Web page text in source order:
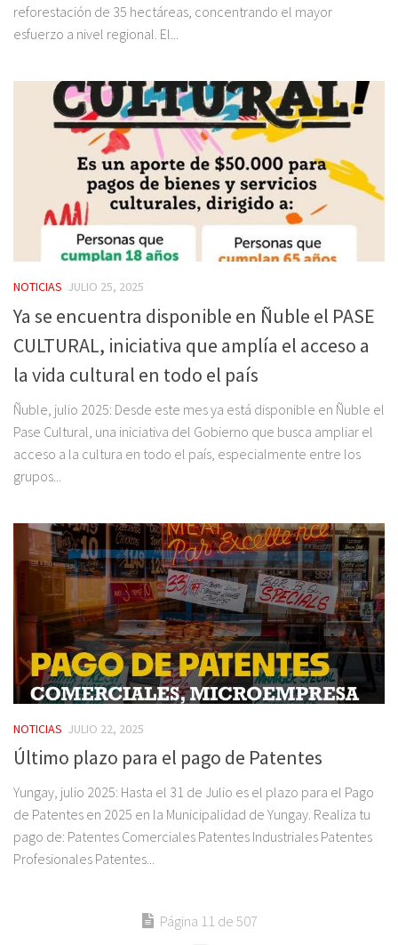
reforestación de 35 hectáreas, concentrando el mayor
esfuerzo a nivel regional. El...
NOTICIAS JULIO 25, 2025
Ya se encuentra disponible en Ñuble el PASE
CULTURAL, iniciativa que amplía el acceso a
la vida cultural en todo el país
Ñuble, julio 2025: Desde este mes ya está disponible en Ñuble el
Pase Cultural, una iniciativa del Gobierno que busca ampliar el
acceso a la cultura en todo el país, especialmente entre los
grupos...
NOTICIAS JULIO 22, 2025
Último plazo para el pago de Patentes
Yungay, julio 2025: Hasta el 31 de Julio es el plazo para el Pago
de Patentes en 2025 en la Municipalidad de Yungay. Realiza tu
pago de: Patentes Comerciales Patentes Industriales Patentes
Profesionales Patentes...
Página 11 de 507